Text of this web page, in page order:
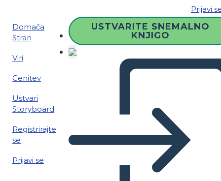
Prijavi
Domača
Stran
Viri
Cenitev
Ustvari
Storyboard
Registrirajte
se
Prijavi se
USTVARITE SNEMALNO
KNJIGO